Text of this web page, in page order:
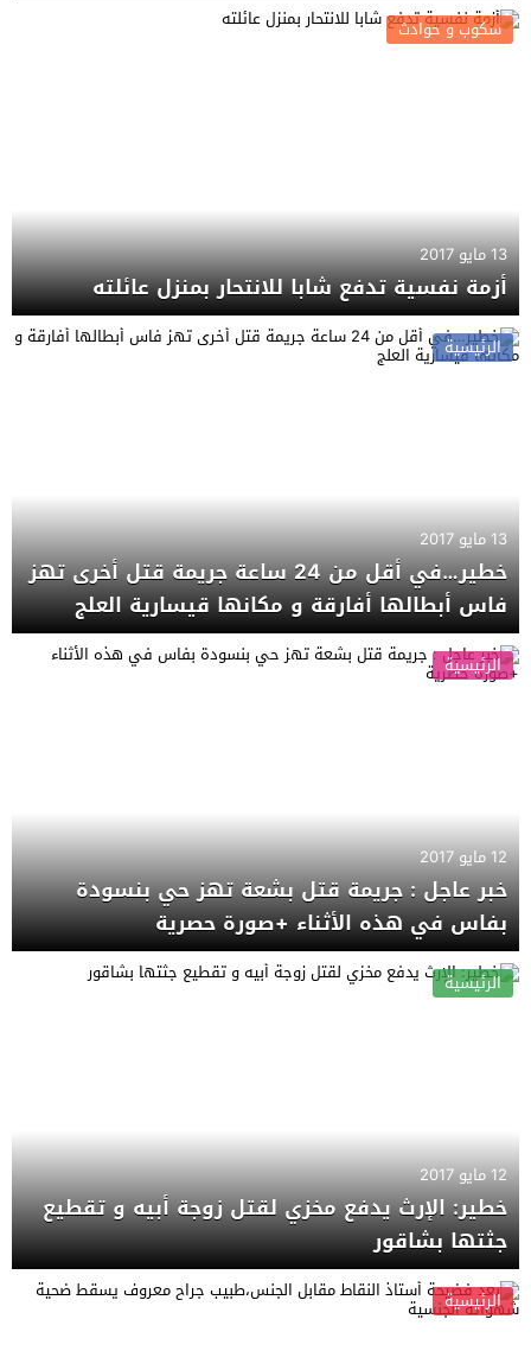
سكوب و حوادث
13 مايو 2017
أزمة نفسية تدفع شابا للانتحار بمنزل عائلته
الرئيسية
13 مايو 2017
خطير…في أقل من 24 ساعة جريمة قتل أخرى تهز
فاس أبطالها أفارقة و مكانها قيسارية العلج
الرئيسية
12 مايو 2017
خبر عاجل : جريمة قتل بشعة تهز حي بنسودة
بفاس في هذه الأثناء +صورة حصرية
الرئيسية
12 مايو 2017
خطير: الإرث يدفع مخزي لقتل زوجة أبيه و تقطيع
جثتها بشاقور
الرئيسية